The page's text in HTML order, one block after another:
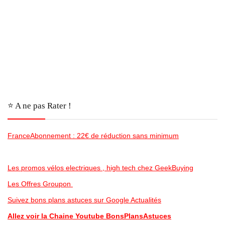
⭐️ A ne pas Rater !
FranceAbonnement : 22€ de réduction sans minimum
Les promos vélos electriques , high tech chez GeekBuying
Les Offres Groupon
Suivez bons plans astuces sur Google Actualités
Allez voir la Chaine Youtube BonsPlansAstuces